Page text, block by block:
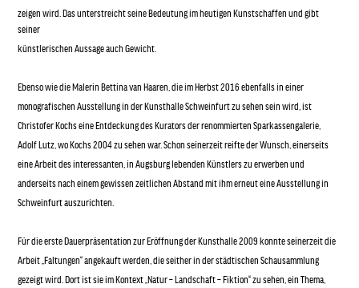
zeigen wird. Das unterstreicht seine Bedeutung im heutigen Kunstschaffen und gibt
seiner
künstlerischen Aussage auch Gewicht.
Ebenso wie die Malerin Bettina van Haaren, die im Herbst 2016 ebenfalls in einer
monografischen Ausstellung in der Kunsthalle Schweinfurt zu sehen sein wird, ist
Christofer Kochs eine Entdeckung des Kurators der renommierten Sparkassengalerie,
Adolf Lutz, wo Kochs 2004 zu sehen war. Schon seinerzeit reifte der Wunsch, einerseits
eine Arbeit des interessanten, in Augsburg lebenden Künstlers zu erwerben und
anderseits nach einem gewissen zeitlichen Abstand mit ihm erneut eine Ausstellung in
Schweinfurt auszurichten.
Für die erste Dauerpräsentation zur Eröffnung der Kunsthalle 2009 konnte seinerzeit die
Arbeit „Faltungen“ angekauft werden, die seither in der städtischen Schausammlung
gezeigt wird. Dort ist sie im Kontext „Natur – Landschaft – Fiktion“ zu sehen, ein Thema,